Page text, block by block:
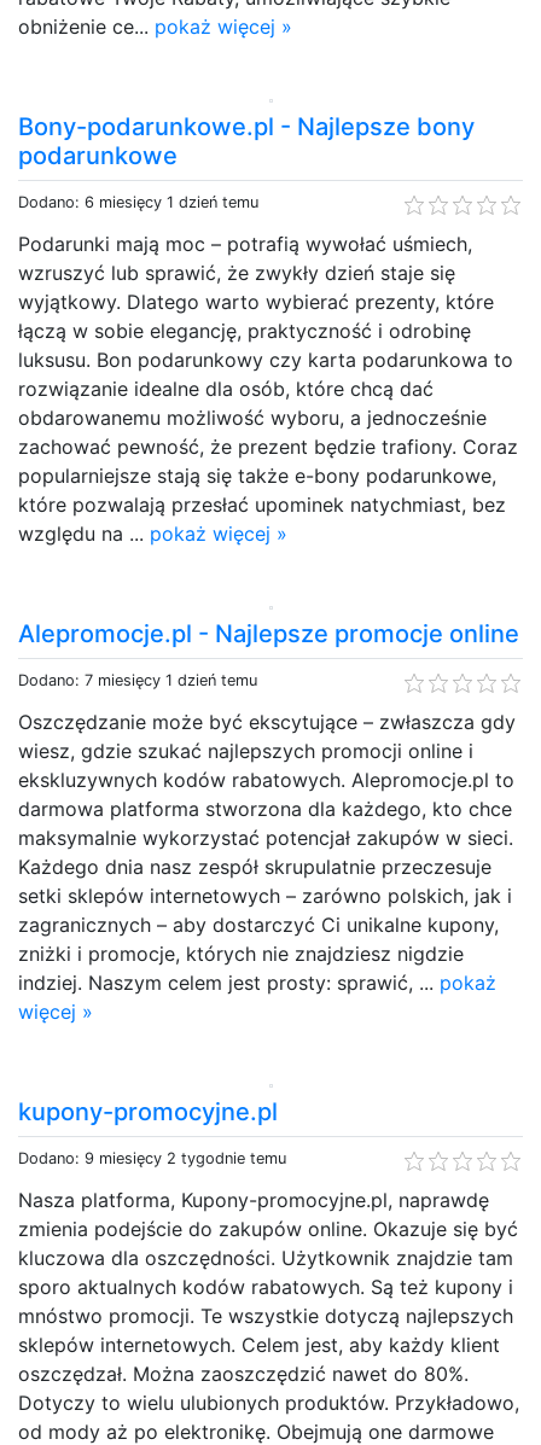
obniżenie ce... pokaż więcej »
Bony-podarunkowe.pl - Najlepsze bony
podarunkowe
Dodano: 6 miesięcy 1 dzień temu
Podarunki mają moc – potrafią wywołać uśmiech,
wzruszyć lub sprawić, że zwykły dzień staje się
wyjątkowy. Dlatego warto wybierać prezenty, które
łączą w sobie elegancję, praktyczność i odrobinę
luksusu. Bon podarunkowy czy karta podarunkowa to
rozwiązanie idealne dla osób, które chcą dać
obdarowanemu możliwość wyboru, a jednocześnie
zachować pewność, że prezent będzie trafiony. Coraz
popularniejsze stają się także e-bony podarunkowe,
które pozwalają przesłać upominek natychmiast, bez
względu na ... pokaż więcej »
Alepromocje.pl - Najlepsze promocje online
Dodano: 7 miesięcy 1 dzień temu
Oszczędzanie może być ekscytujące – zwłaszcza gdy
wiesz, gdzie szukać najlepszych promocji online i
ekskluzywnych kodów rabatowych. Alepromocje.pl to
darmowa platforma stworzona dla każdego, kto chce
maksymalnie wykorzystać potencjał zakupów w sieci.
Każdego dnia nasz zespół skrupulatnie przeczesuje
setki sklepów internetowych – zarówno polskich, jak i
zagranicznych – aby dostarczyć Ci unikalne kupony,
zniżki i promocje, których nie znajdziesz nigdzie
indziej. Naszym celem jest prosty: sprawić, ... pokaż
więcej »
kupony-promocyjne.pl
Dodano: 9 miesięcy 2 tygodnie temu
Nasza platforma, Kupony-promocyjne.pl, naprawdę
zmienia podejście do zakupów online. Okazuje się być
kluczowa dla oszczędności. Użytkownik znajdzie tam
sporo aktualnych kodów rabatowych. Są też kupony i
mnóstwo promocji. Te wszystkie dotyczą najlepszych
sklepów internetowych. Celem jest, aby każdy klient
oszczędzał. Można zaoszczędzić nawet do 80%.
Dotyczy to wielu ulubionych produktów. Przykładowo,
od mody aż po elektronikę. Obejmują one darmowe